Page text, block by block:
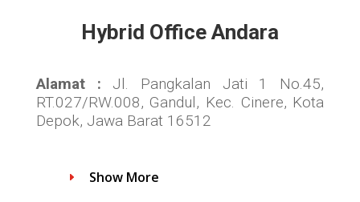
Hybrid Office Andara
Alamat : Jl. Pangkalan Jati 1 No.45,
RT.027/RW.008, Gandul, Kec. Cinere, Kota
Depok, Jawa Barat 16512
Show More